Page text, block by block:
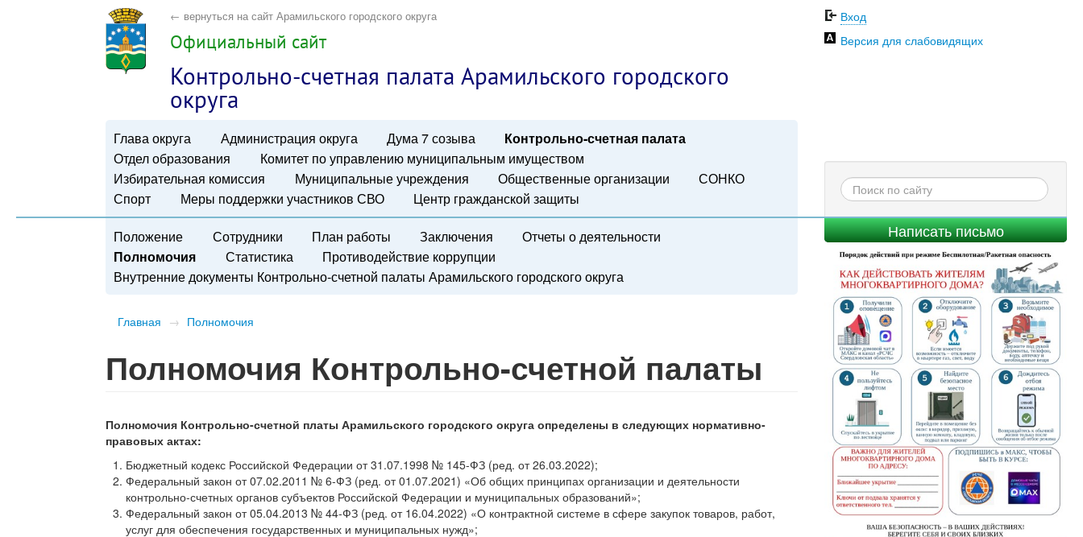
← вернуться на сайт Арамильского городского округа
Официальный сайт
Контрольно-счетная палата Арамильского городского
округа
Глава округа Администрация округа Дума 7 созыва
Контрольно-счетная палата
Отдел образования
Комитет по управлению муниципальным имуществом
Избирательная комиссия
Муниципальные учреждения Общественные организации
СОНКО
Спорт
Меры поддержки участников СВО Центр гражданской защиты
Вход
Версия для слабовидящих
Написать письмо
Положение Сотрудники План работы Заключения
Отчеты о деятельности
Полномочия
Статистика
Противодействие коррупции
Внутренние документы Контрольно-счетной палаты Арамильского городского округа
Главная → Полномочия
Полномочия Контрольно-счетной палаты
Полномочия Контрольно-счетной платыАрамильского городского округа определены в следующих нормативно-
правовых актах:
Бюджетный кодекс Российской Федерации от 31.07.1998 № 145-ФЗ (ред. от 26.03.2022);
Федеральный закон от 07.02.2011 № 6-ФЗ (ред. от 01.07.2021) «Об общих принципах организации и деятельности
контрольно-счетных органов субъектов Российской Федерации и муниципальных образований»;
Федеральный закон от 05.04.2013 № 44-ФЗ (ред. от 16.04.2022) «О контрактной системе в сфере закупок товаров, работ,
услуг для обеспечения государственных и муниципальных нужд»;